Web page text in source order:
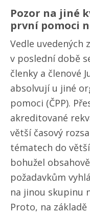
Pozor na jiné
první pomoci
Vedle uvedených
v poslední době
členky a členové
absolvují u jiné
pomoci (ČPP).
akreditované
větší časový
tématech do
bohužel
požadavkům
na jinou skupinu
Proto, na